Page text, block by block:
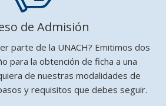
de Admisión
parte de la UNACH? Emitimos dos
para la obtención de ficha a una
de nuestras modalidades de
y requisitos que debes seguir.